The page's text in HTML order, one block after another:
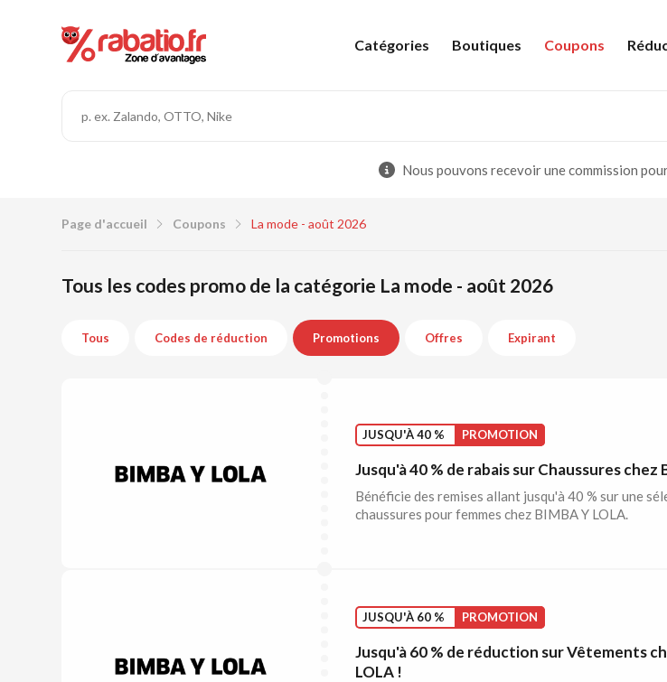
Catégories Boutiques Coupons
Nous pouvons recevoir une commission
Page d'accueil Coupons La mode - août 2026
Tous les codes promo de la catégorie La mode - août 2026
Tous Codes de réduction Promotions Offres Expirant
JUSQU'À 40 % PROMOTION
Jusqu'à 40 % de rabais sur Chaussures chez
Bénéficie des remises allant jusqu'à 40 % sur une
chaussures pour femmes chez BIMBA Y LOLA.
JUSQU'À 60 % PROMOTION
Jusqu'à 60 % de réduction sur Vêtements
LOLA !